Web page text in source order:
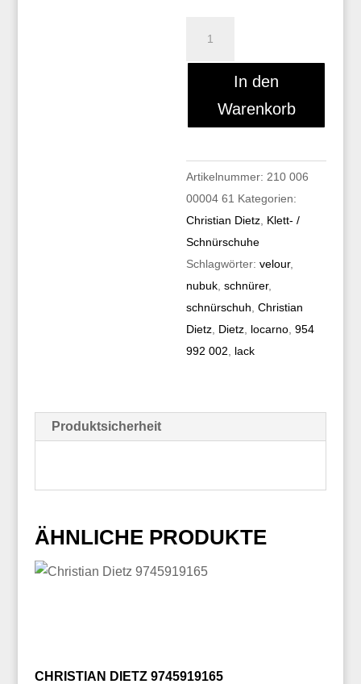
Menge
In den
Warenkorb
Artikelnummer: 210 006
00004 61 Kategorien:
Christian Dietz Klett- /
Schnürschuhe
Schlagwörter:velour,
nubuk ,schnürer,
schnürschuh ,Christian
Dietz Dietz locarno ,954
992 002
lack
Produktsicherheit
ÄHNLICHE PRODUKTE
CHRISTIAN DIETZ 9745919165